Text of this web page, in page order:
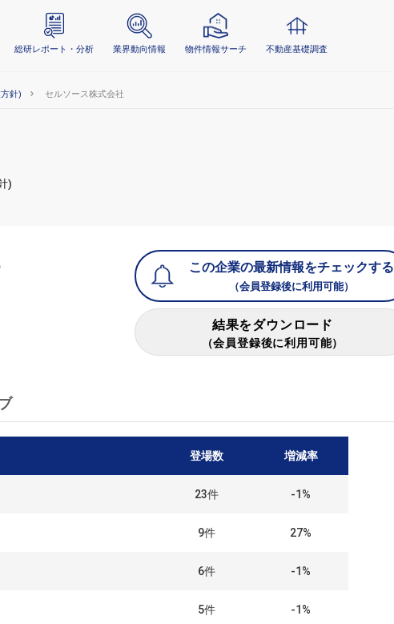
総研レポート・分析 業界動向情報 物件情報サーチ 不動産基礎調査
針) セルソース株式会社
)
この企業の最新情報をチェックする
（会員登録後に利用可能）
結果をダウンロード
（会員登録後に利用可能）
登場数 増減率
23件 -1%
9件 27%
6件 -1%
5件 -1%